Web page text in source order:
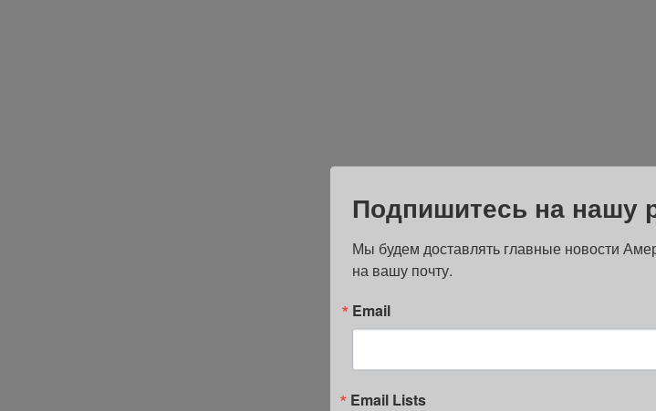
Подпишитесь на нашу
Мы будем доставлять главные новости
на вашу почту.
Email
Email Lists